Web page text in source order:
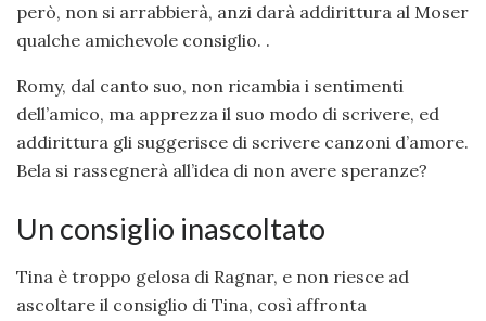
però, non si arrabbierà, anzi darà addirittura al Moser
qualche amichevole consiglio. .
Romy, dal canto suo, non ricambia i sentimenti
dell’amico, ma apprezza il suo modo di scrivere, ed
addirittura gli suggerisce di scrivere canzoni d’amore.
Bela si rassegnerà all’idea di non avere speranze?
Un consiglio inascoltato
Tina è troppo gelosa di Ragnar, e non riesce ad
ascoltare il consiglio di Tina, così affronta